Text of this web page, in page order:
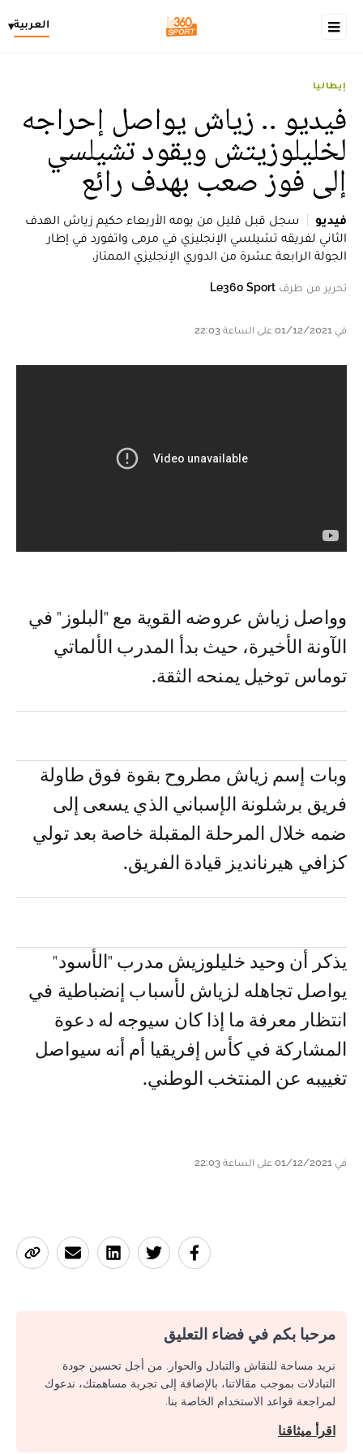
العربية▾
إيطاليا
فيديو .. زياش يواصل إحراجه
لخليلوزيتش ويقود تشيلسي
إلى فوز صعب بهدف رائع
فيديو
سجل قبل قليل من يومه الأربعاء حكيم زياش الهدف
الثاني لفريقه تشيلسي الإنجليزي في مرمى واتفورد في إطار
الجولة الرابعة عشرة من الدوري الإنجليزي الممتاز.
تحرير من طرف Le360 Sport
في 01/12/2021 على الساعة 22:03
وواصل زياش عروضه القوية مع "البلوز" في
الآونة الأخيرة، حيث بدأ المدرب الألماتي
توماس توخيل يمنحه الثقة.
وبات إسم زياش مطروح بقوة فوق طاولة
فريق برشلونة الإسباني الذي يسعى إلى
ضمه خلال المرحلة المقبلة خاصة بعد تولي
كزافي هيرنانديز قيادة الفريق.
يذكر أن وحيد خليلوزيش مدرب "الأسود"
يواصل تجاهله لزياش لأسباب إنضباطية في
انتظار معرفة ما إذا كان سيوجه له دعوة
المشاركة في كأس إفريقيا أم أنه سيواصل
تغييبه عن المنتخب الوطني.
في 01/12/2021 على الساعة 22:03
مرحبا بكم في فضاء التعليق
نريد مساحة للنقاش والتبادل والحوار. من أجل تحسين جودة
التبادلات بموجب مقالاتنا، بالإضافة إلى تجربة مساهمتك، ندعوك
لمراجعة قواعد الاستخدام الخاصة بنا.
اقرأ ميثاقنا